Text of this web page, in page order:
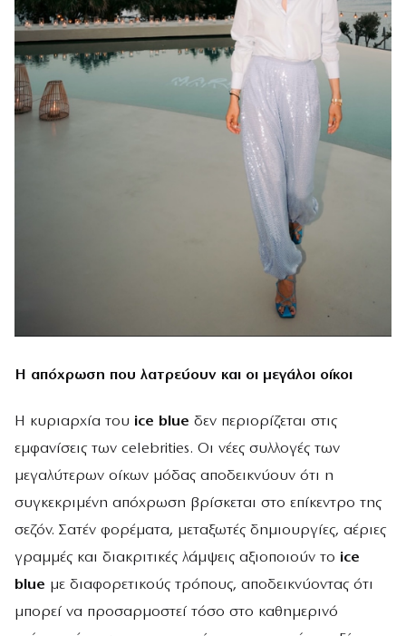
Η απόχρωση που λατρεύουν και οι μεγάλοι οίκοι
Η κυριαρχία του ice blue δεν περιορίζεται στις
εμφανίσεις των celebrities. Οι νέες συλλογές των
μεγαλύτερων οίκων μόδας αποδεικνύουν ότι η
συγκεκριμένη απόχρωση βρίσκεται στο επίκεντρο της
σεζόν. Σατέν φορέματα, μεταξωτές δημιουργίες, αέριες
γραμμές και διακριτικές λάμψεις αξιοποιούν το ice
blue με διαφορετικούς τρόπους, αποδεικνύοντας ότι
μπορεί να προσαρμοστεί τόσο στο καθημερινό